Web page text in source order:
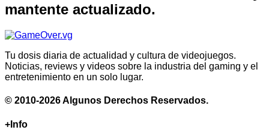
mantente actualizado.
Tu dosis diaria de actualidad y cultura de videojuegos.
Noticias, reviews y videos sobre la industria del gaming y el
entretenimiento en un solo lugar.
© 2010-2026 Algunos Derechos Reservados.
+Info